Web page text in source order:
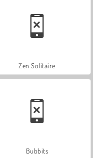
Zen Solitaire
Bubbits